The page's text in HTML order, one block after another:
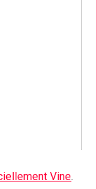
Vine.